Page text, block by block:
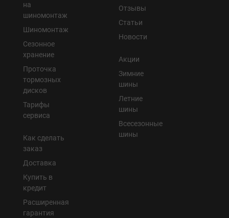
на
шиномонтаж
Шиномонтаж
Сезонное
хранение
Проточка
тормозных
дисков
Тарифы
сервиса
Как сделать
заказ
Доставка
Купить в
кредит
Расширенная
гарантия
Отзывы
Статьи
Новости
Акции
Зимние
шины
Летние
шины
Всесезонные
шины